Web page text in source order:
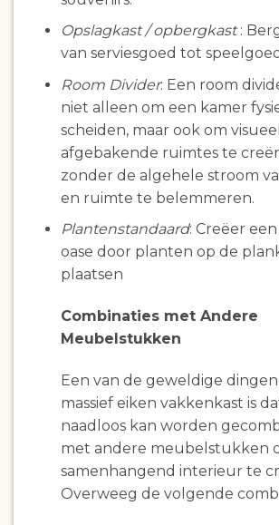
Opslagkast / opbergkast:
van serviesgoed tot
Room Divider: Een room
niet alleen om een kamer
scheiden, maar ook om visueel
afgebakende ruimtes te
zonder de algehele stroom
en ruimte te belemmeren.
Plantenstandaard: Creëer
oase door planten op de
plaatsen
Combinaties met Andere
Meubelstukken
Een van de geweldige
massief eiken vakkenkast is
naadloos kan worden
met andere meubelstukken
samenhangend interieur te
Overweeg de volgende